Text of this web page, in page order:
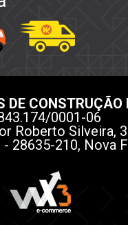
DE CONSTRUÇÃO
0001-06
Roberto Silveira,
28635-210, Nova